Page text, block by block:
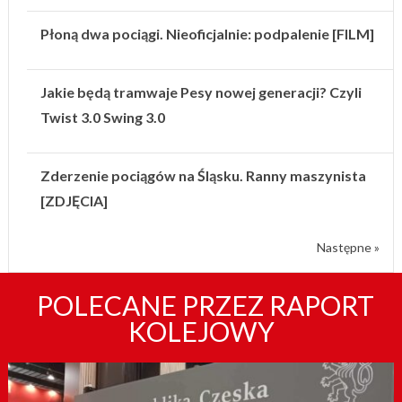
Płoną dwa pociągi. Nieoficjalnie: podpalenie [FILM]
Jakie będą tramwaje Pesy nowej generacji? Czyli
Twist 3.0 Swing 3.0
Zderzenie pociągów na Śląsku. Ranny maszynista
[ZDJĘCIA]
Następne »
POLECANE PRZEZ RAPORT
KOLEJOWY